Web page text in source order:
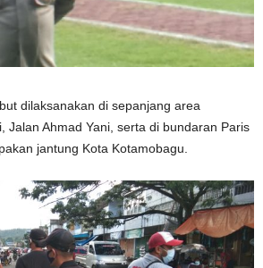
dilaksanakan di sepanjang area
Jalan Ahmad Yani, serta di bundaran Paris
jantung Kota Kotamobagu.